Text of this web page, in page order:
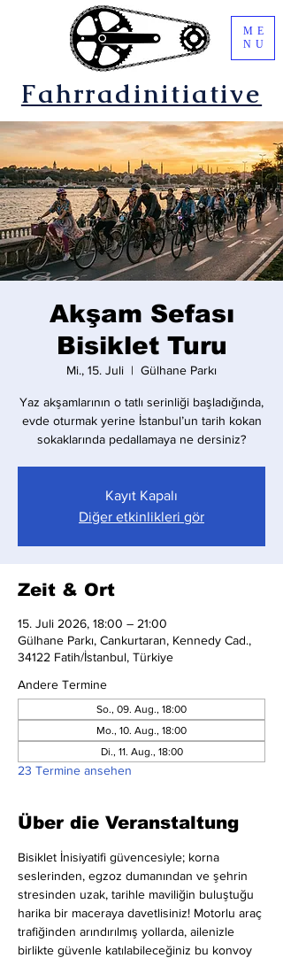
Fahrradinitiative
ME
NU
Akşam Sefası
Bisiklet Turu
Mi., 15. Juli
  |
Gülhane Parkı
Yaz akşamlarının o tatlı serinliği başladığında,
evde oturmak yerine İstanbul’un tarih kokan
sokaklarında pedallamaya ne dersiniz?
Kayıt Kapalı
Diğer etkinlikleri gör
Zeit & Ort
15. Juli 2026, 18:00 – 21:00
Gülhane Parkı, Cankurtaran, Kennedy Cad.,
34122 Fatih/İstanbul, Türkiye
Andere Termine
So., 09. Aug., 18:00
Mo., 10. Aug., 18:00
Di., 11. Aug., 18:00
23 Termine ansehen
Über die Veranstaltung
Bisiklet İnisiyatifi güvencesiyle; korna
seslerinden, egzoz dumanından ve şehrin
stresinden uzak, tarihle maviliğin buluştuğu
harika bir maceraya davetlisiniz! Motorlu araç
trafiğinden arındırılmış yollarda, ailenizle
birlikte güvenle katılabileceğiniz bu konvoy